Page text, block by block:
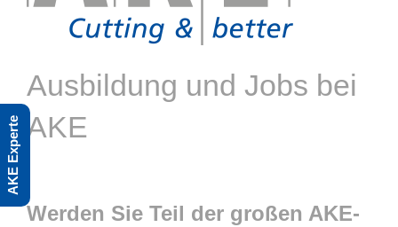
Ausbildung und Jobs bei
AKE
Werden Sie Teil der großen AKE-
AKE Experte